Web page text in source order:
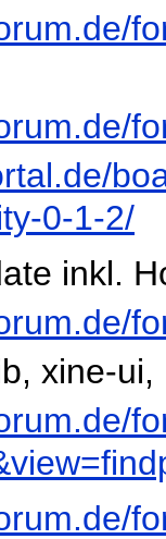
0-1-2/
inkl.
xine-ui,